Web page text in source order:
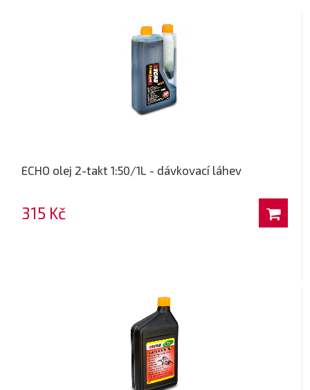
ECHO olej 2-takt 1:50/1L - dávkovací láhev
315 Kč